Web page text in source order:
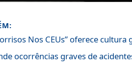
Nos CEUs” oferece cultura
ocorrências graves de